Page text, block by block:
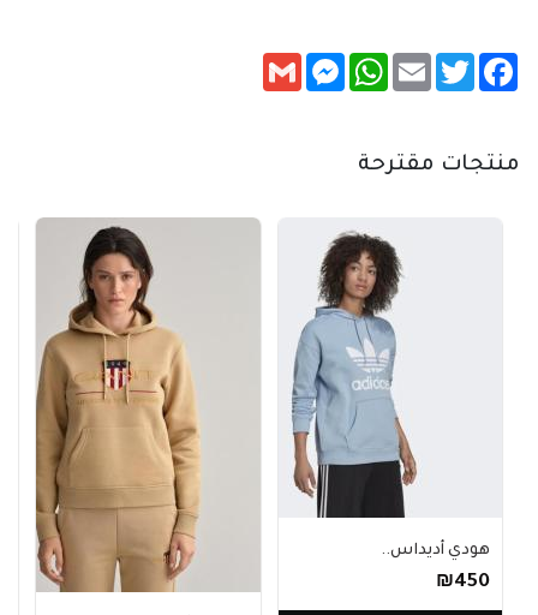
Facebook
Twitter
Email
WhatsApp
Messenger
Gmail
منتجات مقترحة
هودي أديداس..
₪450